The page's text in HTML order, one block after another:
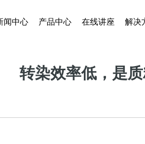
闻中心 产品中心 在线讲座 解决
转染效率低，是